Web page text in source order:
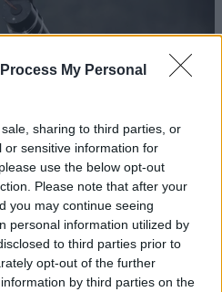
My Personal
sharing to third parties, or
or sensitive information for
use the below opt-out
Please note that after your
you may continue seeing
personal information utilized by
to third parties prior to
opt-out of the further
by third parties on the
το drone-βόμβα στη
τα βλέμματα στη